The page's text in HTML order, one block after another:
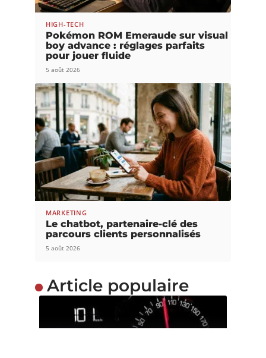
HIGH-TECH
Pokémon ROM Emeraude sur visual
boy advance : réglages parfaits
pour jouer fluide
5 août 2026
MARKETING
Le chatbot, partenaire-clé des
parcours clients personnalisés
5 août 2026
Article populaire